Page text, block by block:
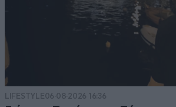
LIFESTYLE06·08·2026 16:36